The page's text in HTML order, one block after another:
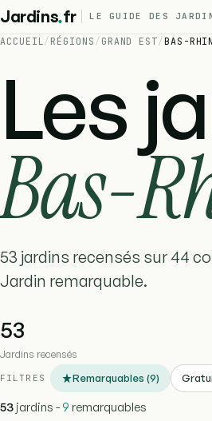
Jardins.fr LE GUIDE DES
ACCUEIL / RÉGIONS / GRAND EST / BAS-RHIN
Les
Bas-
53 jardins recensés sur 44
Jardin remarquable.
53
Jardins recensés
FILTRES Remarquables (9)
53 jardins -9 remarquables